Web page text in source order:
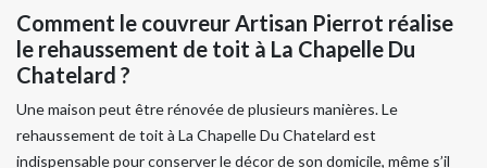
Comment le couvreur Artisan Pierrot réalise
le rehaussement de toit à La Chapelle Du
Chatelard ?
Une maison peut être rénovée de plusieurs manières. Le
rehaussement de toit à La Chapelle Du Chatelard est
indispensable pour conserver le décor de son domicile, même s’il